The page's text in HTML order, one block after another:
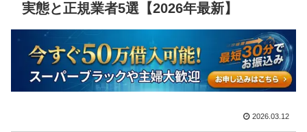
実態と正規業者5選【2026年最新】
2026.03.12